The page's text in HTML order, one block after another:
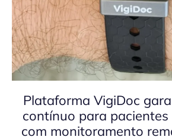
Plataforma VigiDoc
contínuo para
com monitoramento